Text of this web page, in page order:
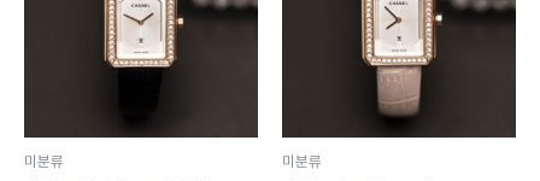
미분류 미분류